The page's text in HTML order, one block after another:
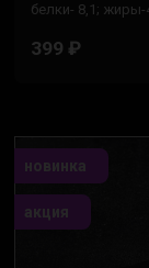
белки- 8,1; жиры-
399 ₽
новинка
акция